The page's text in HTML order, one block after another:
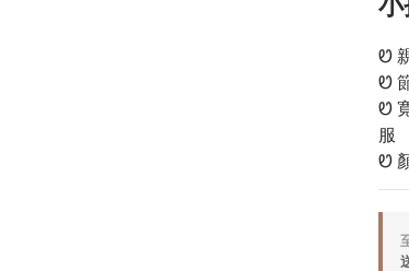
Ꮼ
Ꮼ
Ꮼ
服
Ꮼ